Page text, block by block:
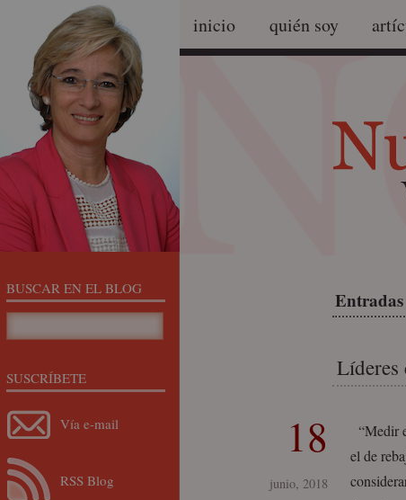
inicio quién soy
Líderes
18
junio, 2018
“Medir
el de
BUSCAR EN EL BLOG
SUSCRÍBETE
Vía e-mail
RSS Blog